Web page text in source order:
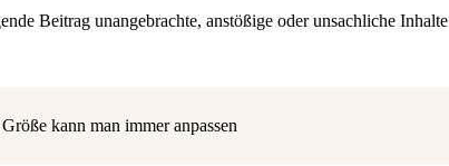
Beitrag unangebrachte, anstößige oder unsachliche Inhalte
kann man immer anpassen